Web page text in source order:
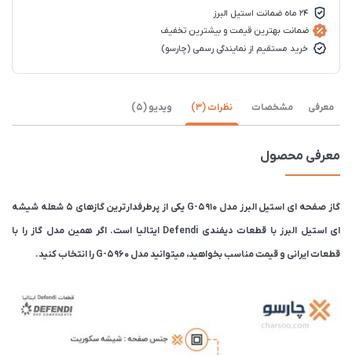
24 ماه ضمانت استیل البرز
ضمانت بهترین قیمت و بیشترین تخفیف
خرید مستقیم از نمایندگی رسمی (چارسو)
معرفی مشخصات نظرات (3) ویدیو (5)
معرفی محصول
گاز صفحه ای استیل البرز مدل G-5910 یکی از پرطرفدارترین گازهای 5 شعله شیشه
ای استیل البرز با قطعات دیفندی Defendi ایتالیا است‌. اگر همین مدل گاز را با
قطعات ایرانی و قیمت مناسب بخواهید، میتوانید مدل G-5960 را انتخاب کنید.